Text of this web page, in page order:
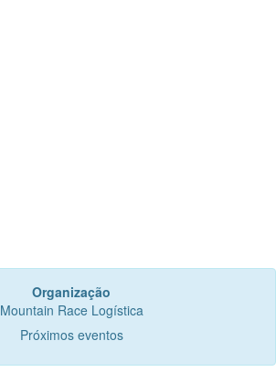
Organização
Mountain Race Logística
Próximos eventos